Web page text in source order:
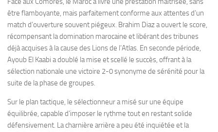
être flamboyante, mais parfaitement conforme aux attentes d’un
match d’ouverture souvent piégeux. Brahim Diaz a ouvert le score,
récompensant la domination marocaine et libérant des tribunes
déjà acquises à la cause des Lions de l’Atlas. En seconde période,
Ayoub El Kaabi a doublé la mise et scellé le succès, offrant à la
sélection nationale une victoire 2-0 synonyme de sérénité pour la
suite de la phase de groupes.
Sur le plan tactique, le sélectionneur a misé sur une équipe
équilibrée, capable d’imposer le rythme tout en restant solide
défensivement. La charnière arrière a peu été inquiétée et la